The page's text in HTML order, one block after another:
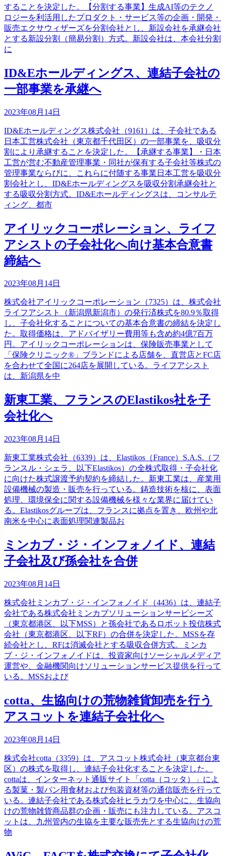
することを決定した。【分割する事業】生成AI等のテクノ
ロジーを利活用したプロダクト・サービス等の企画・開発・
販売エクサウィザーズを分割会社とし、新設会社を承継会社
とする新設分割（簡易分割）方式。新設会社は、本会社分割
に
ID&Eホールディングス、連結子会社の
一部事業を承継へ
2023年08月14日
ID&Eホールディングス株式会社（9161）は、子会社である
日本工営株式会社（東京都千代田区）の一部事業を、吸収分
割により承継することを決定した。【承継する事業】・日本
工営が営む不動産管理事業・同社が保有する子会社等株式の
管理事業ならびに、これらに付随する事業日本工営を吸収分
割会社とし、ID&Eホールディングスを吸収分割承継会社と
する吸収分割方式。ID&Eホールディングスは、コンサルテ
ィング、都市
アイリックコーポレーション、ライフ
アシストの子会社化へ向け基本合意書
締結へ
2023年08月14日
株式会社アイリックコーポレーション（7325）は、株式会社
ライフアシスト（新潟県新潟市）の発行済株式を80.9％取得
し、子会社化することについての基本合意書の締結を決定し
た。取得価格は、アドバイザリー費用等も含め約4億7百万
円。アイリックコーポレーションは、保険販売事業として
「保険クリニック®」ブランドによる店舗を、直営店とFC店
を合わせて全国に264店を展開している。ライフアシスト
は、新潟県を中
新東工業、フランスのElastikos社を子
会社化へ
2023年08月14日
新東工業株式会社（6339）は、Elastikos（France）S.A.S.（フ
ランスル・シェラ、以下Elastikos）の全株式取得・子会社化
に向けた株式譲渡予約契約を締結した。新東工業は、産業用
設備機械の製造・販売を行っている。鋳造技術を核に、表面
処理、環境保全に関する設備機械を様々な業界に届けてい
る。Elastikosグループは、フランスに拠点を置き、欧州や北
南米を中心に表面処理関連製品お
ミンカブ・ジ・インフォノイド、連結
子会社及び孫会社を合併
2023年08月14日
株式会社ミンカブ・ジ・インフォノイド（4436）は、連結子
会社である株式会社ミンカブソリューションサービシーズ
（東京都港区、以下MSS）と孫会社であるロボット投信株式
会社（東京都港区、以下RF）の合併を決定した。MSSを存
続会社とし、RFは消滅会社とする吸収合併方式。ミンカ
ブ・ジ・インフォノイドは、投資家向けソーシャルメディア
運営や、金融機関向けソリューションサービス提供を行って
いる。MSSおよび
cotta、生協向けの荒物雑貨卸売を行う
アスコットを連結子会社化へ
2023年08月14日
株式会社cotta（3359）は、アスコット株式会社（東京都台東
区）の株式を取得し、連結子会社化することを決定した。
cottaは、インターネット通販サイト「cotta（コッタ）」によ
る製菓・製パン用食材および包装資材等の通信販売を行って
いる。連結子会社である株式会社ヒラカワを中心に、生協向
けの荒物雑貨商品群の企画・販売にも注力している。アスコ
ットは、九州管内の生協を主要な販売先とする生協向けの荒
物